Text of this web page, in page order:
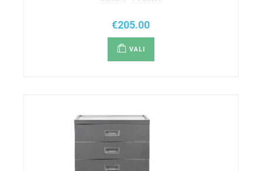
€205.00
VALI
mitu